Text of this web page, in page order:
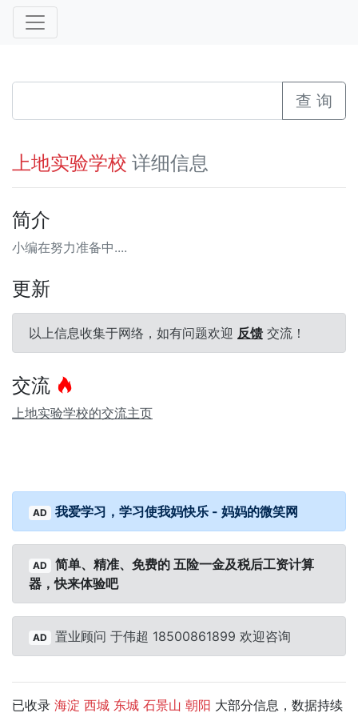
查 询
上地实验学校 详细信息
简介
小编在努力准备中....
更新
以上信息收集于网络，如有问题欢迎 反馈 交流！
交流
上地实验学校的交流主页
AD 我爱学习，学习使我妈快乐 - 妈妈的微笑网
AD
简单、精准、免费的 五险一金及税后工资计算
器，快来体验吧
AD 置业顾问 于伟超 18500861899 欢迎咨询
已收录 海淀 西城 东城 石景山 朝阳 大部分信息，数据持续